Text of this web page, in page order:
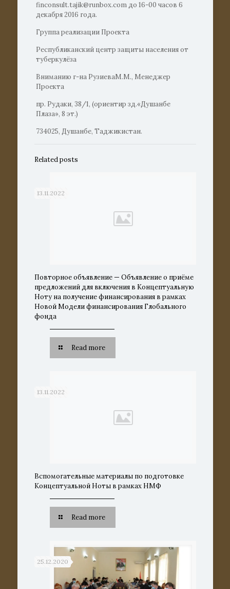
finconsult.tajik@runbox.com до 16-00 часов 6
декабря 2016 года.
Группа реализации Проекта
Республиканский центр защиты населения от
туберкулёза
Вниманию г-на РузиеваМ.М., Менеджер
Проекта
пр. Рудаки, 38/1, (ориентир зд.«Душанбе
Плаза», 8 эт.)
734025, Душанбе, Таджикистан.
Related posts
13.11.2022
Повторное объявление — Объявление о приёме
предложений для включения в Концептуальную
Ноту на получение финансирования в рамках
Новой Модели финансирования Глобального
фонда
Read more
13.11.2022
Вспомогательные материалы по подготовке
Концептуальной Ноты в рамках НМФ
Read more
25.12.2020